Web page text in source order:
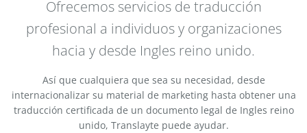
Ofrecemos servicios de traducción
profesional a individuos y organizaciones
hacia y desde Ingles reino unido.
Así que cualquiera que sea su necesidad, desde
internacionalizar su material de marketing hasta obtener una
traducción certificada de un documento legal de Ingles reino
unido, Translayte puede ayudar.